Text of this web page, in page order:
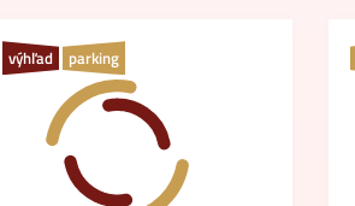
výhľad parking